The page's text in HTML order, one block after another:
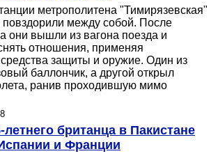
метрополитена "Тимирязевская"
между собой. После
они вышли из вагона поезда и
отношения, применяя
защиты и оружие. Один из
баллончик, а другой открыл
ранив проходившую мимо
британца в Пакистане
и Франции